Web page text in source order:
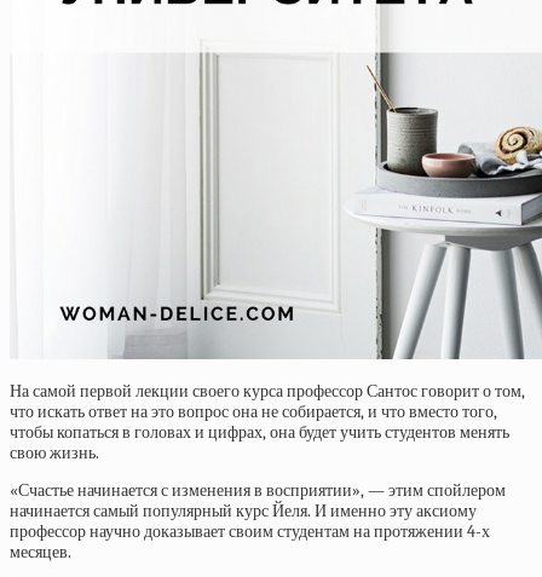
На самой первой лекции своего курса профессор Сантос говорит о том,
что искать ответ на это вопрос она не собирается, и что вместо того,
чтобы копаться в головах и цифрах, она будет учить студентов менять
свою жизнь.
«Счастье начинается с изменения в восприятии», — этим спойлером
начинается самый популярный курс Йеля. И именно эту аксиому
профессор научно доказывает своим студентам на протяжении 4-х
месяцев.